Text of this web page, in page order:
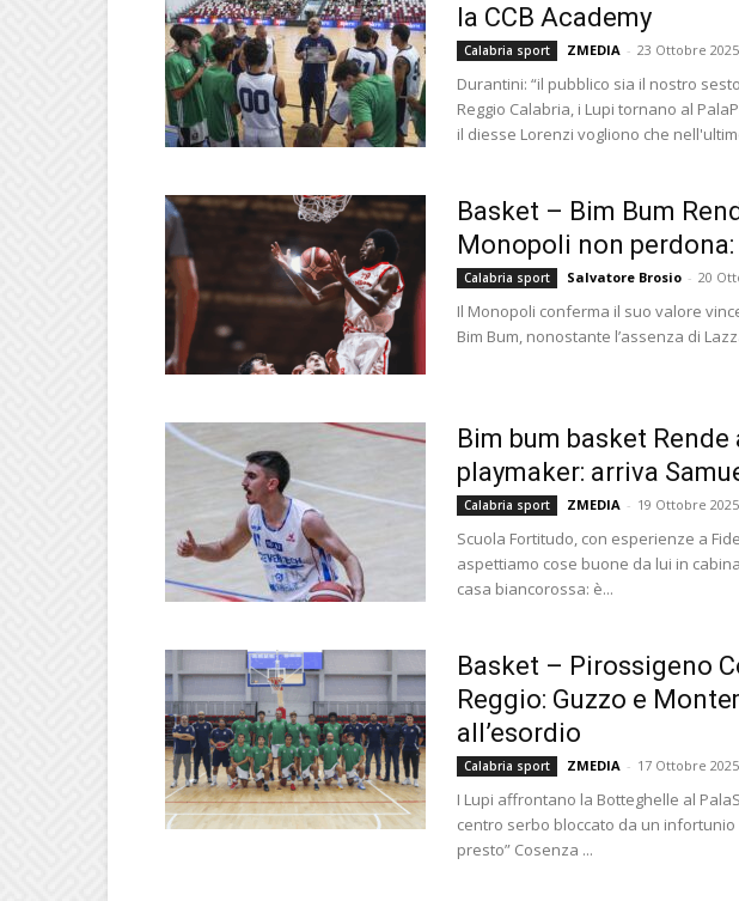
la CCB Academy
Calabria sport ZMEDIA - 23 Ottobre 2025
Durantini: “il pubblico sia il nostro
Reggio Calabria, i Lupi tornano al
il diesse Lorenzi vogliono che
Basket – Bim Bum
Monopoli non perdona:
Calabria sport Salvatore Brosio - 20
Il Monopoli conferma il suo valore
Bim Bum, nonostante l’assenza di
Bim bum basket
playmaker: arriva
Calabria sport ZMEDIA - 19 Ottobre 2025
Scuola Fortitudo, con esperienze a
aspettiamo cose buone da lui in
casa biancorossa: è...
Basket – Pirossigeno
Reggio: Guzzo e
all’esordio
Calabria sport ZMEDIA - 17 Ottobre 2025
I Lupi affrontano la Botteghelle al
centro serbo bloccato da un infortunio
presto” Cosenza ...